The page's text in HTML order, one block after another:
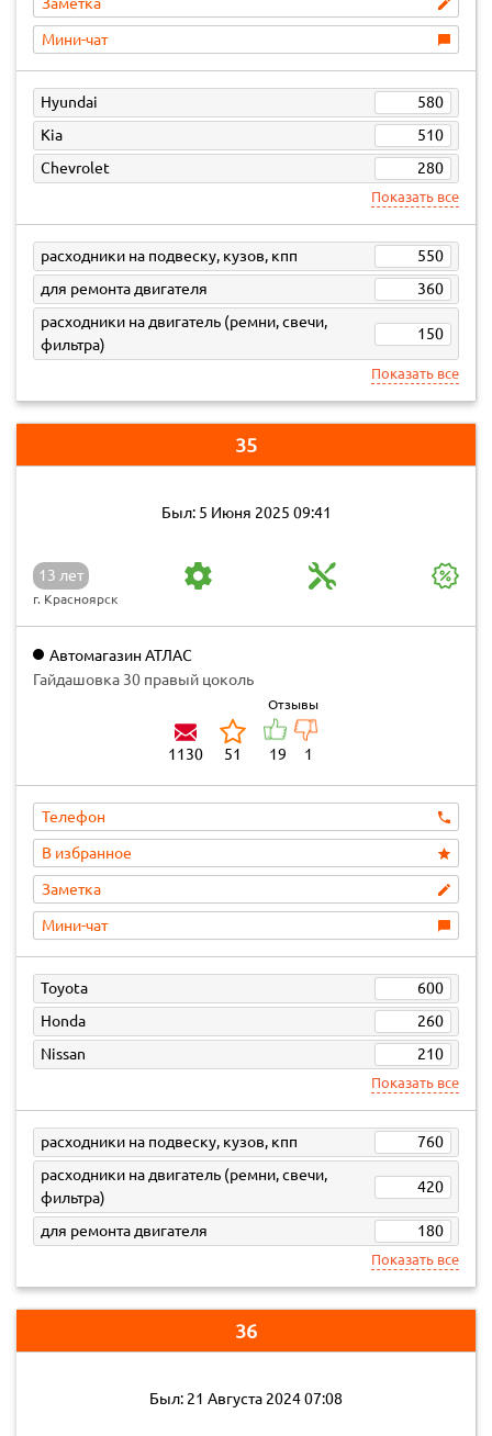
Мини-чат
Hyundai
580
Kia
510
Chevrolet
280
Показать все
расходники на подвеску, кузов, кпп
550
для ремонта двигателя
360
расходники на двигатель (ремни, свечи,
фильтра)
150
Показать все
35
Был: 5 Июня 2025 09:41
13 лет
г. Красноярск
Автомагазин АТЛАС
Гайдашовка 30 правый цоколь
1130 51
Отзывы
19 1
Телефон
В избранное
Заметка
Мини-чат
Toyota
600
Honda
260
Nissan
210
Показать все
расходники на подвеску, кузов, кпп
760
расходники на двигатель (ремни, свечи,
фильтра)
420
для ремонта двигателя 180
Показать все
36
Был: 21 Августа 2024 07:08